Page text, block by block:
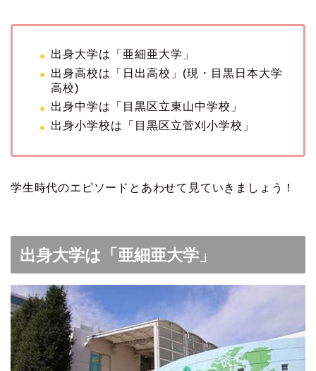
出身大学は「亜細亜大学」
出身高校は「日出高校」(現・目黒日本大学
高校)
出身中学は「目黒区立東山中学校」
出身小学校は「目黒区立菅刈小学校」
学生時代のエピソードとあわせて見ていきましょう！
出身大学は「亜細亜大学」